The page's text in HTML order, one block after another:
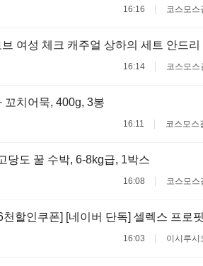
16:16 코스모스
여성 체크 캐주얼 상하의 세트 안드
16:14 코스모스
꼬치어묵, 400g, 3봉
16:11 코스모스
당도 꿀 수박, 6-8kg급, 1박스
16:08 코스모스
천할인쿠폰] [네이버 단독] 셀렉스 프로
16:03 이시루시